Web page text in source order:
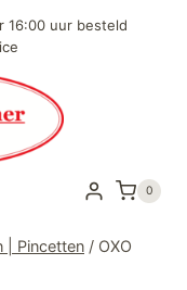
16:00 uur besteld
0
| Pincetten / OXO